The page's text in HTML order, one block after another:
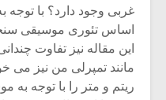
غربی وجود دارد؟ با توجه
اساس تئوری موسیقی
این مقاله نیز تفاوت
مانند تمپرلی من نیز می
ریتم و متر را با توجه به